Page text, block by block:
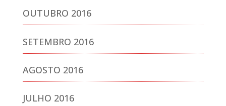
OUTUBRO 2016
SETEMBRO 2016
AGOSTO 2016
JULHO 2016